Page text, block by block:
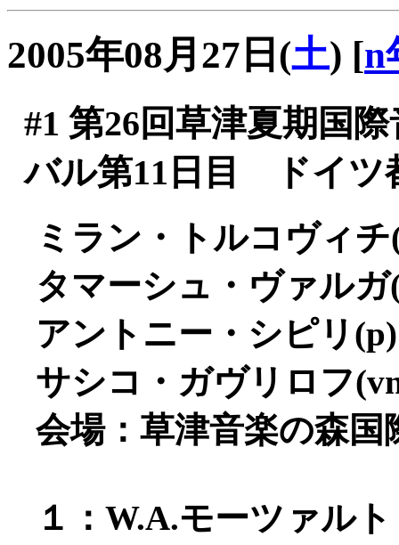
2005年08月27日(土) [n
#1 第26回草津夏期国
バル第11日目 ドイツ
ミラン・トルコヴィチ
タマーシュ・ヴァルガ
アントニー・シピリ
サシコ・ガヴリロフ
会場：草津音楽の森
１：W.A.モーツァル